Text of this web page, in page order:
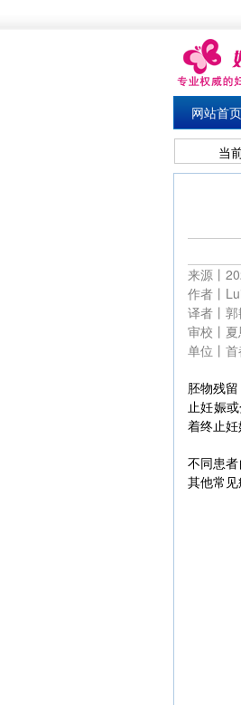
网站首页
当
来源丨
作者丨
译者丨
审校丨
单位丨
胚物残
止妊娠
着终止妊
不同患
其他常